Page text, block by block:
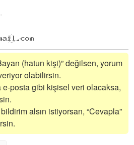
(hatun kişi)” değilsen, yorum
olabilirsin.
e-posta gibi kişisel veri olacaksa,
alsın istiyorsan, “Cevapla”